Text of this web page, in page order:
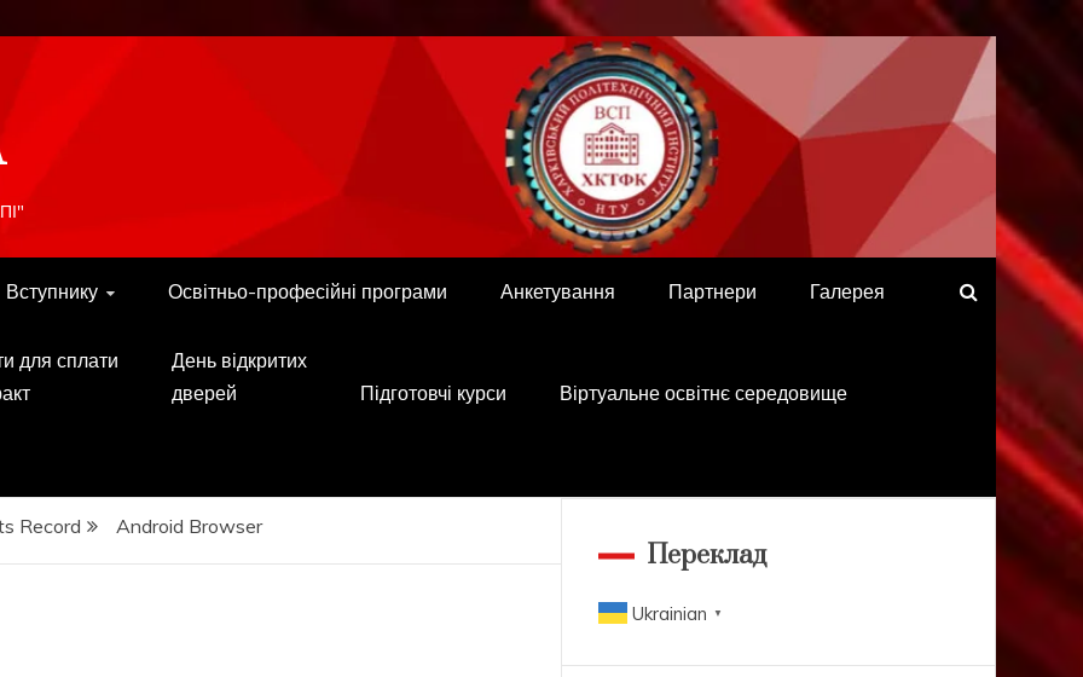
Вступнику Освітньо-професійні програми Анкетування Партнери Галерея
для сплати
День відкритих
дверей
Підготовчі курси Віртуальне освітнє середовище
Record Android Browser
Переклад
Ukrainian ▼